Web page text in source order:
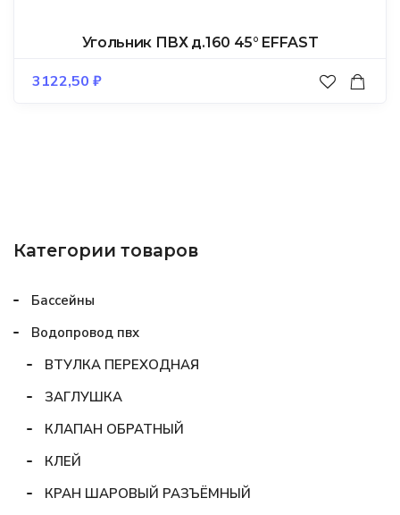
Угольник ПВХ д.160 45° EFFAST
3122,50 ₽
Категории товаров
Бассейны
Водопровод пвх
ВТУЛКА ПЕРЕХОДНАЯ
ЗАГЛУШКА
КЛАПАН ОБРАТНЫЙ
КЛЕЙ
КРАН ШАРОВЫЙ РАЗЪЁМНЫЙ